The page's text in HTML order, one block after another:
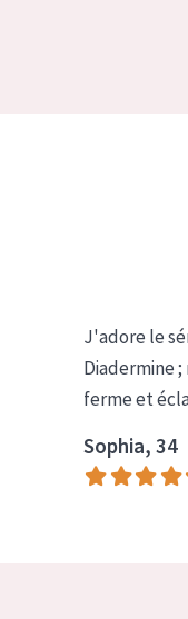
J'adore le
Diadermine
ferme et
Sophia, 34